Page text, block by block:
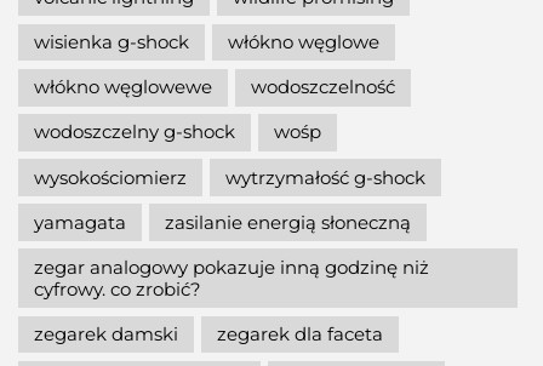
wisienka g-shock
włókno węglowe
włókno węglowewe
wodoszczelność
wodoszczelny g-shock
wośp
wysokościomierz
wytrzymałość g-shock
yamagata
zasilanie energią słoneczną
zegar analogowy pokazuje inną godzinę niż
cyfrowy. co zrobić?
zegarek damski
zegarek dla faceta